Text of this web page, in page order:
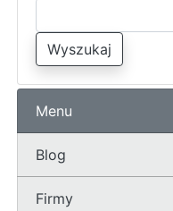
Wyszukaj
Menu
Blog
Firmy